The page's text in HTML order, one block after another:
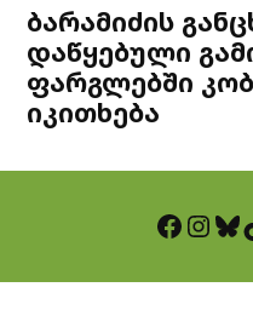
ბარამიძის
დაწყებული
ფარგლებში
იკითხება
Facebook InstagramBluesky